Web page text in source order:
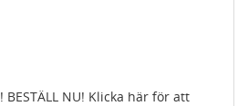
BESTÄLL NU! Klicka här för att